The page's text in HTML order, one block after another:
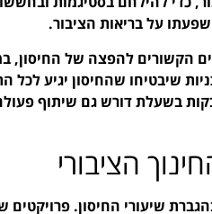
על בריאות הציבור.
הקשורים להפצה של החיסון,
שיבטיחו שהחיסון יגיע
בשעלת דורש גם שיתוף
הציבורי
בהגברת שיעורי החיסון.